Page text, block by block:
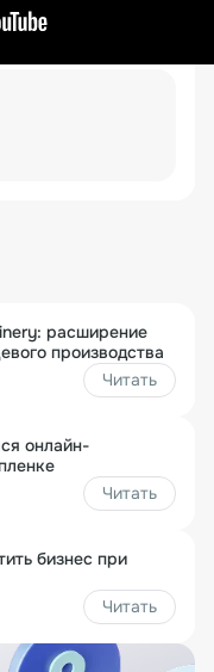
расширение
производства
Читать
онлайн-
Читать
бизнес при
Читать